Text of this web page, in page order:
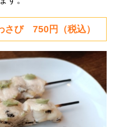
さび 750円（税込）